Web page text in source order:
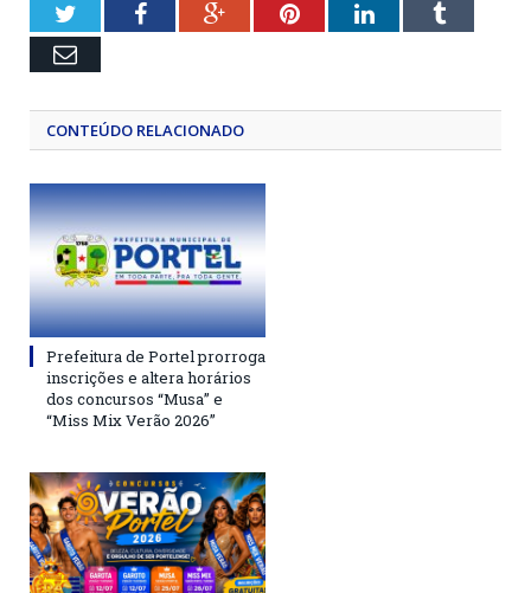
TwitterFacebookGoogle+PinterestLinkedInTumblr
Email
CONTEÚDO RELACIONADO
Prefeitura de Portel prorroga
inscrições e altera horários
dos concursos “Musa” e
“Miss Mix Verão 2026”